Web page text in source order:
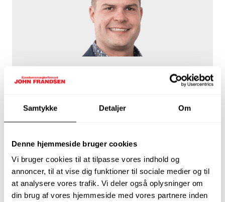
Samtykke Detaljer Om
Denne hjemmeside bruger cookies
Vi bruger cookies til at tilpasse vores indhold og
annoncer, til at vise dig funktioner til sociale medier og til
at analysere vores trafik. Vi deler også oplysninger om
din brug af vores hjemmeside med vores partnere inden
Partner & Ejendomsmægler, MDE